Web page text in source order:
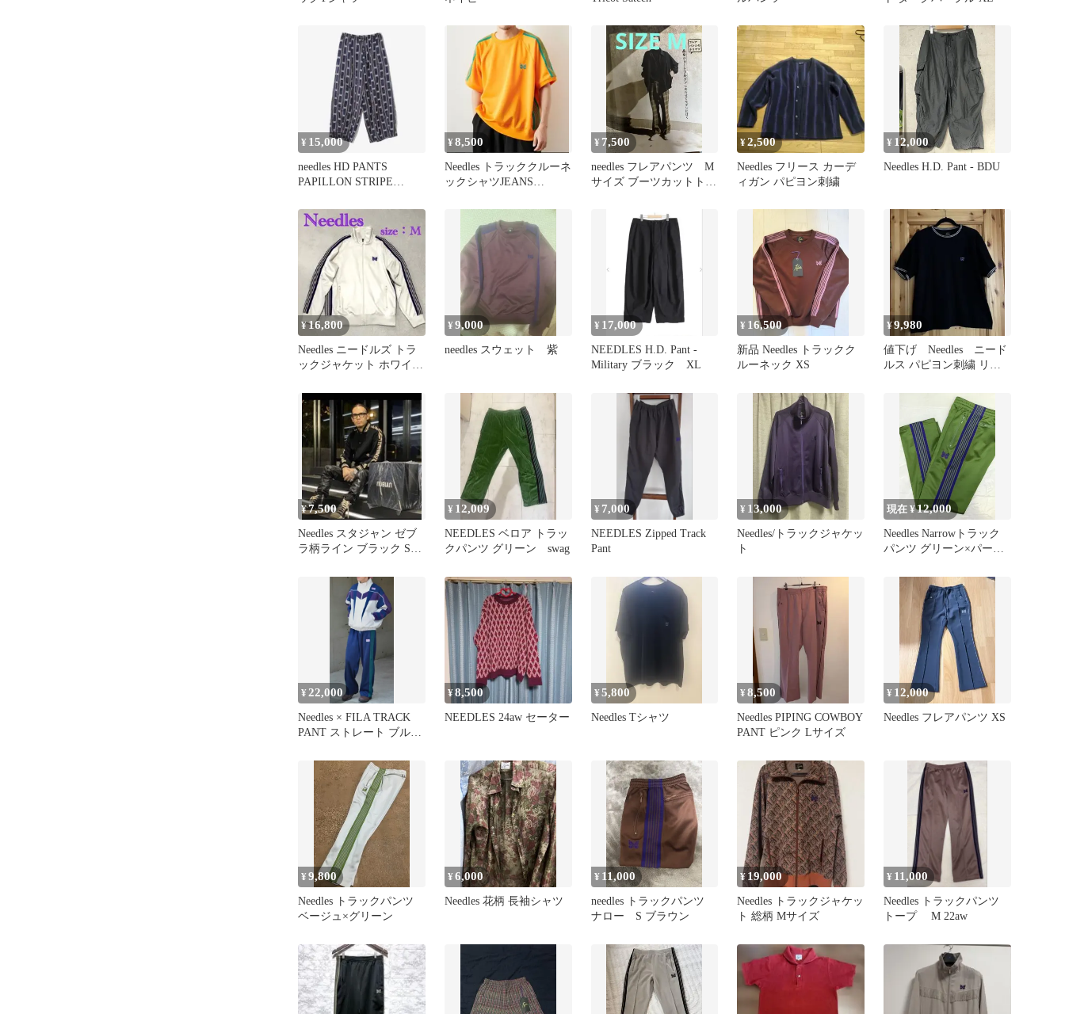
¥ 15,000
needles HD PANTS
PAPILLON STRIPE
¥8,500
Needles トラッククルーネ
ックシャツJEANS
¥ 7,500
needles フレアパンツ M
サイズ ブーツカットトラ
¥2,500
Needles フリース カーデ
ィガン パピヨン刺繍
¥ 12,000
Needles H.D. Pant - BDU
¥16,800
Needles ニードルズ トラ
ックジャケット ホワイト
¥9,000
needles スウェット 紫
¥ 17,000
NEEDLES H.D. Pant -
Military ブラック XL
¥ 16,500
新品 Needles トラックク
ルーネック XS
¥9,980
値下げ Needles ニード
ルス パピヨン刺繍 リン
¥7,500
Needles スタジャン ゼブ
ラ柄ライン ブラック Sサ
¥ 12,009
NEEDLES ベロア トラッ
クパンツ グリーン swag
¥ 7,000
NEEDLES Zipped Track
Pant
¥ 13,000
Needles/トラックジャケッ
ト
現在 ¥12,000
Needles Narrowトラック
パンツ グリーン×パープ
¥22,000
Needles × FILA TRACK
PANT ストレート ブルー
¥8,500
NEEDLES 24aw セーター
¥5,800
Needles Tシャツ
¥8,500
Needles PIPING COWBOY
PANT ピンク Lサイズ
¥ 12,000
Needles フレアパンツ XS
¥9,800
Needles トラックパンツ
ベージュ×グリーン
¥6,000
Needles 花柄 長袖シャツ
¥ 11,000
needles トラックパンツ
ナロー S ブラウン
¥19,000
Needles トラックジャケッ
ト 総柄 Mサイズ
¥ 11,000
Needles トラックパンツ
トープ M 22aw